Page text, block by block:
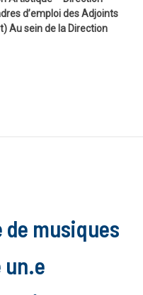
d’emploi des Adjoints
Au sein de la Direction
de musiques